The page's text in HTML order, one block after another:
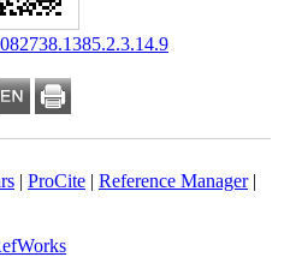
|ProCite|Reference Manager
RefWorks